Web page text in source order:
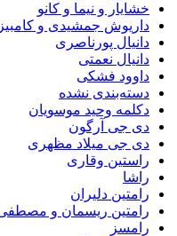
و نیما و کانو
جمشیدی و کامبیز جمشیدی
پورناصری
نعمتی
فشکی
نشده
وحید موسویان
آرگون
میلاد مظهری
وقاری
دلیران
ریسمان و مصطفی باقری